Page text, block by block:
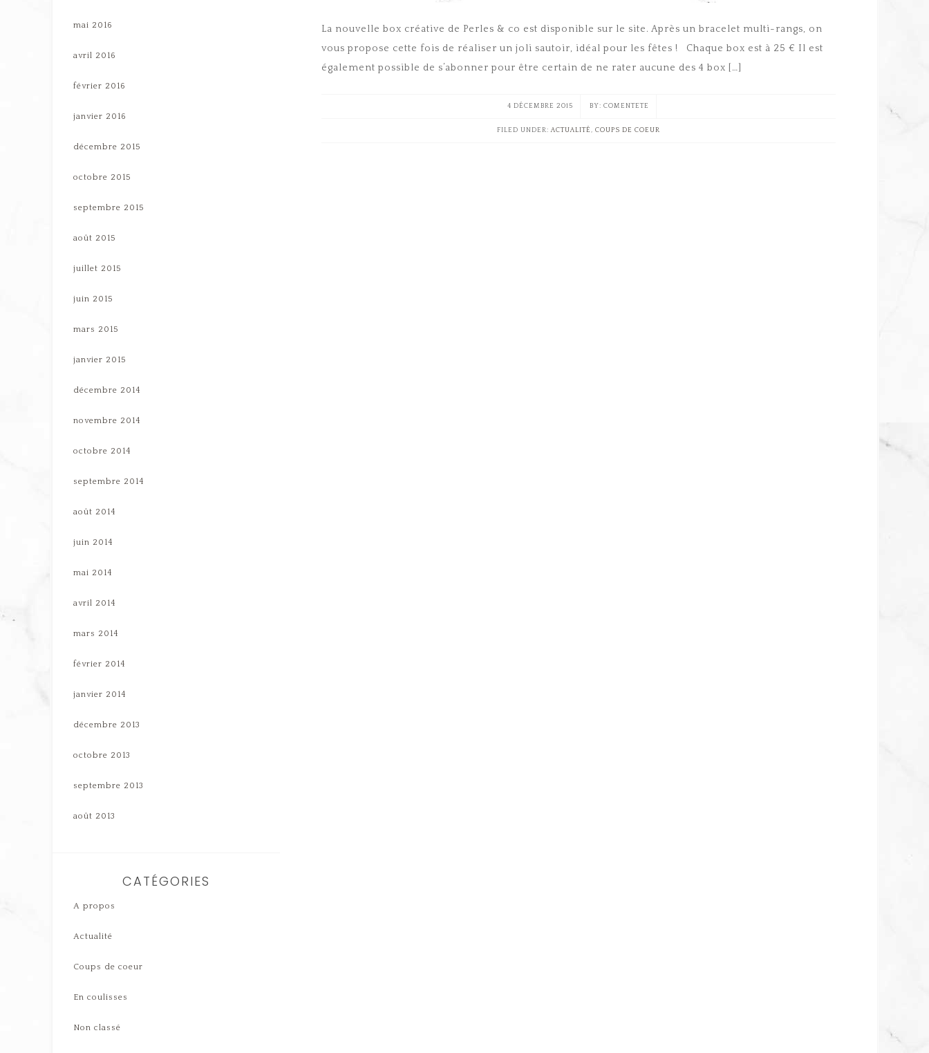
La nouvelle box créative de Perles & co est disponible sur le site. Après un bracelet multi-rangs, on
vous propose cette fois de réaliser un joli sautoir, idéal pour les fêtes ! Chaque box est à 25 € Il est
également possible de s’abonner pour être certain de ne rater aucune des 4 box […]
4 DÉCEMBRE 2015 COMENTETE
FILED UNDER:ACTUALITÉ, COUPS DE COEUR
mai 2016
avril 2016
février 2016
janvier 2016
décembre 2015
octobre 2015
septembre 2015
août 2015
juillet 2015
juin 2015
mars 2015
janvier 2015
décembre 2014
novembre 2014
octobre 2014
septembre 2014
août 2014
juin 2014
mai 2014
avril 2014
mars 2014
février 2014
janvier 2014
décembre 2013
octobre 2013
septembre 2013
août 2013
CATÉGORIES
A propos
Actualité
Coups de coeur
En coulisses
Non classé